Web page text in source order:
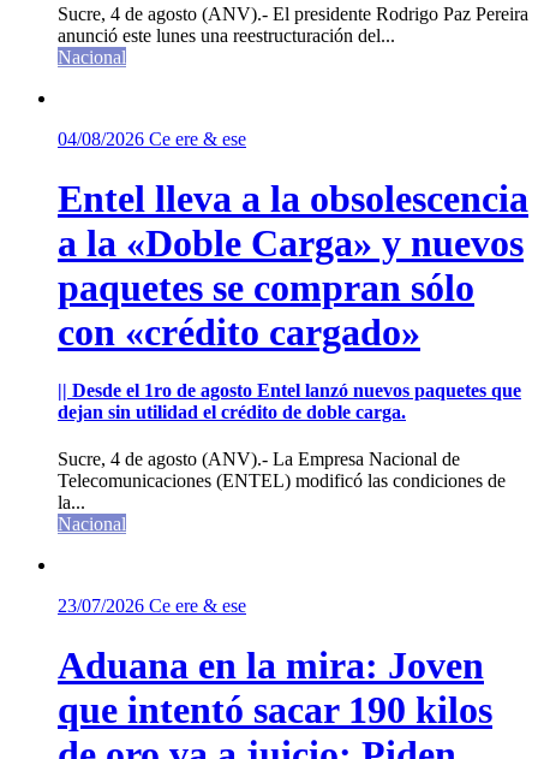
Sucre, 4 de agosto (ANV).- El presidente Rodrigo Paz Pereira
anunció este lunes una reestructuración del...
Nacional
04/08/2026 Ce ere & ese
Entel lleva a la obsolescencia
a la «Doble Carga» y nuevos
paquetes se compran sólo
con «crédito cargado»
|| Desde el 1ro de agosto Entel lanzó nuevos paquetes que
dejan sin utilidad el crédito de doble carga.
Sucre, 4 de agosto (ANV).- La Empresa Nacional de
Telecomunicaciones (ENTEL) modificó las condiciones de
la...
Nacional
23/07/2026 Ce ere & ese
Aduana en la mira: Joven
que intentó sacar 190 kilos